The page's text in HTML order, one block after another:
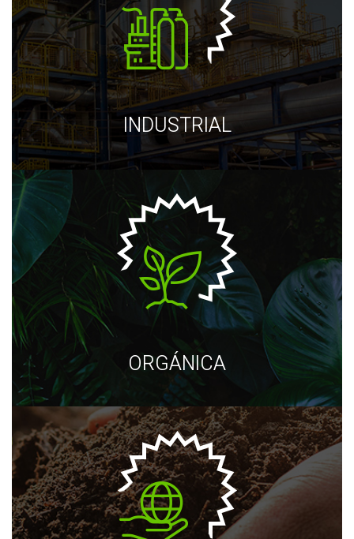
INDUSTRIAL
ORGÁNICA